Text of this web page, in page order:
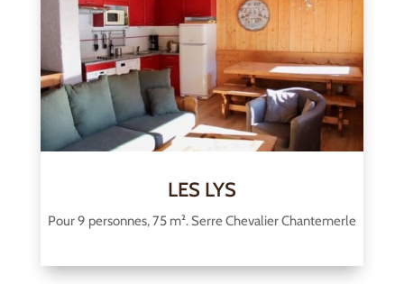
LES LYS
Pour 9 personnes, 75 m². Serre Chevalier Chantemerle